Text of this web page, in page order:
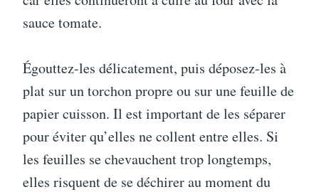
sauce tomate.
Égouttez-les délicatement, puis déposez-les à
plat sur un torchon propre ou sur une feuille de
papier cuisson. Il est important de les séparer
pour éviter qu’elles ne collent entre elles. Si
les feuilles se chevauchent trop longtemps,
elles risquent de se déchirer au moment du